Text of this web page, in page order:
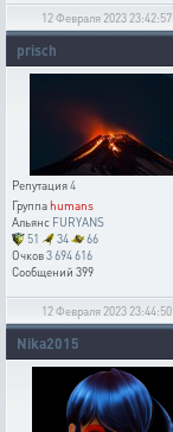
12 Февраля 2023 23:42:57
prisch
Репутация4
Группаhumans
Альянс FURYANS
51
34
66
Очков3 694 616
Сообщений 399
12 Февраля 2023 23:44:50
Nika2015